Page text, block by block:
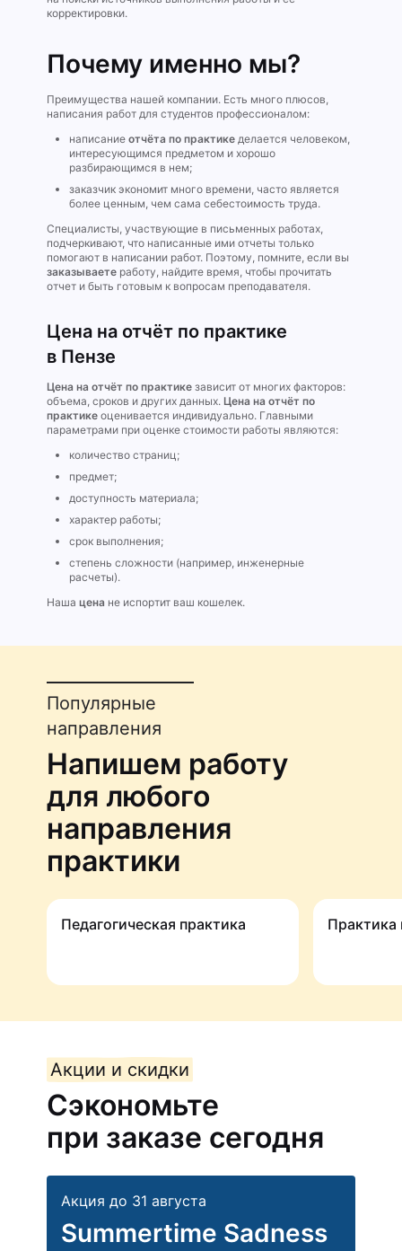
корректировки.
Почему именно мы?
Преимущества нашей компании. Есть много плюсов,
написания работ для студентов профессионалом:
написание отчёта по практике делается человеком,
интересующимся предметом и хорошо
разбирающимся в нем;
заказчик экономит много времени, часто является
более ценным, чем сама себестоимость труда.
Специалисты, участвующие в письменных работах,
подчеркивают, что написанные ими отчеты только
помогают в написании работ. Поэтому, помните, если вы
заказываете работу, найдите время, чтобы прочитать
отчет и быть готовым к вопросам преподавателя.
Цена на отчёт по практике
в Пензе
Цена на отчёт по практике зависит от многих факторов:
объема, сроков и других данных. Цена на отчёт по
практике оценивается индивидуально. Главными
параметрами при оценке стоимости работы являются:
количество страниц;
предмет;
доступность материала;
характер работы;
срок выполнения;
степень сложности (например, инженерные
расчеты).
Наша цена не испортит ваш кошелек.
Популярные
направления
Напишем работу
для любого
направления
практики
Педагогичес­кая практика
Акции и скидки
Сэкономьте
при заказе сегодня
Акция до 31 августа
Summertime Sadness